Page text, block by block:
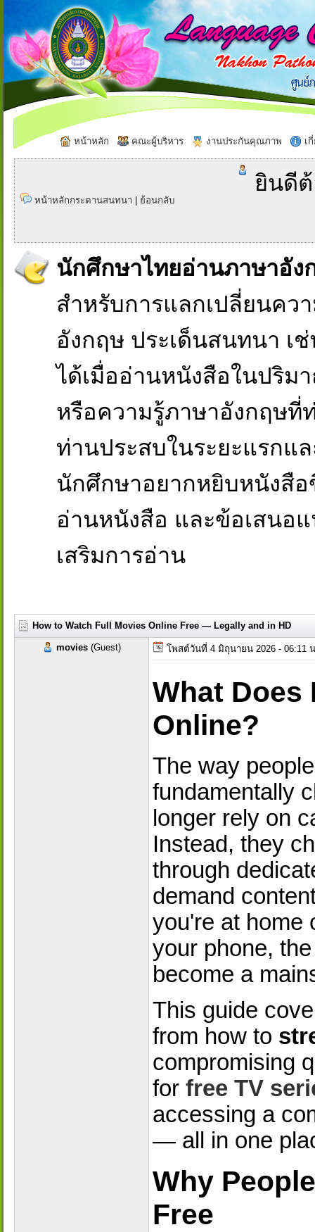
หน้าหลัก คณะผู้บริหาร งานประกันคุณภาพ เ
หน้าหลักกระดานสนทนา ย้อนกลับ
ยินดี
นักศึกษาไทยอ่านภาษาอัง
สำหรับการแลกเปลี่ยนคว
อังกฤษ ประเด็นสนทนา เ
ได้เมื่ออ่านหนังสือในปริ
หรือความรู้ภาษาอังกฤษ
ท่านประสบในระยะแรกแ
นักศึกษาอยากหยิบหนังสื
อ่านหนังสือ และข้อเสนอ
เสริมการอ่าน
How to Watch Full Movies Online Free — Legally and in HD
movies (Guest) โพสต์วันที่ 4 มิถุนายน 2026 - 06:11
What Does
Online?
The way
fundamentally
longer rely on
Instead, they
through
demand
you're at home
your phone,
become a
This guide
from how to
compromising
for free TV
accessing a
— all in one
Why
Free